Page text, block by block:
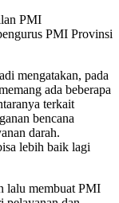
PMI
PMI Provinsi
mengatakan, pada
ada beberapa
terkait
bencana
darah.
lebih baik lagi
lalu membuat PMI